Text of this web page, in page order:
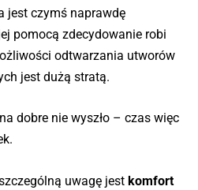
jest czymś naprawdę
pomocą zdecydowanie robi
odtwarzania utworów
jest dużą stratą.
dobre nie wyszło – czas więc
uwagę jest komfort